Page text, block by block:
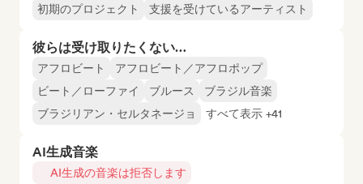
初期のプロジェクト 支援を受けているアーティスト
彼らは受け取りたくない…
アフロビート
アフロビート／アフロポップ
ビート／ローファイ
ブルース
ブラジル音楽
ブラジリアン・セルタネージョ
すべて表示 +41
AI生成音楽
AI生成の音楽は拒否します